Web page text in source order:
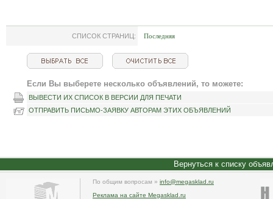
СПИСОК СТРАНИЦ: Последняя
Если Вы выберете несколько объявлений, то можете:
ВЫВЕСТИ ИХ СПИСОК В ВЕРСИИ ДЛЯ ПЕЧАТИ
ОТПРАВИТЬ ПИСЬМО-ЗАЯВКУ АВТОРАМ ЭТИХ ОБЪЯВЛЕНИЙ
Вернуться к списку
По общим вопросам » info@megasklad.ru
Реклама на сайте Megasklad.ru